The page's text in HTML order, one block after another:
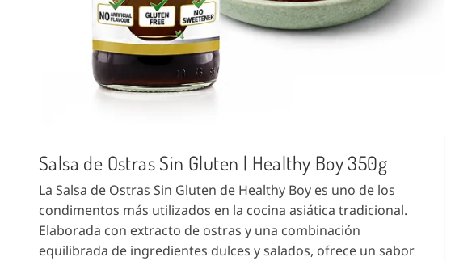
Salsa de Ostras Sin Gluten | Healthy Boy 350g
La Salsa de Ostras Sin Gluten de Healthy Boy es uno de los
condimentos más utilizados en la cocina asiática tradicional.
Elaborada con extracto de ostras y una combinación
equilibrada de ingredientes dulces y salados, ofrece un sabor